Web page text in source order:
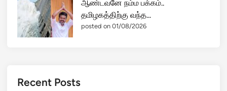
ஆண்டவனே நம்ம பக்கம்..
தமிழகத்திற்கு வந்த...
posted on 01/08/2026
Recent Posts